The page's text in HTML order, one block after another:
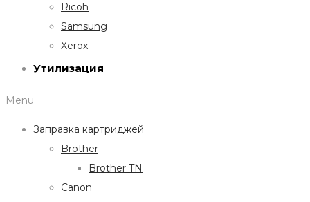
Ricoh
Samsung
Xerox
Утилизация
Menu
Заправка картриджей
Brother
Brother TN
Canon